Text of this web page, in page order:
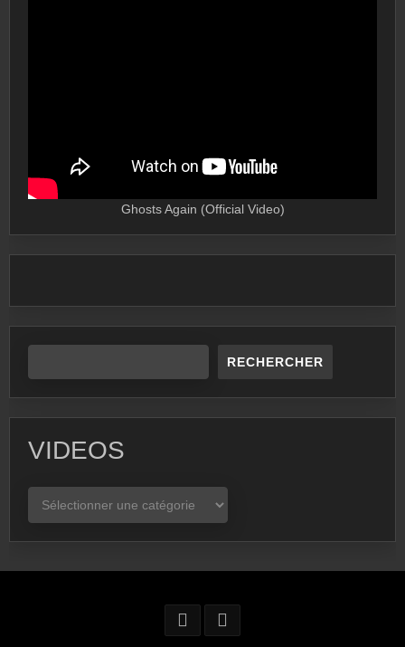
Ghosts Again (Official Video)
RECHERCHER
VIDEOS
VIDEOS